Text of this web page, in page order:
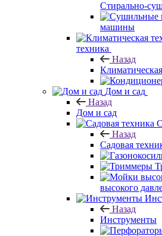
Стирально-
машины
техника
Назад
Дом и сад
Назад
Дом и сад
Назад
Садовая
высокого
Назад
Инструменты